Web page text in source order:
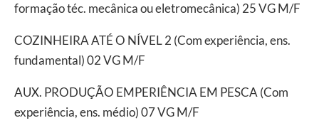
formação téc. mecânica ou eletromecânica) 25 VG M/F
COZINHEIRA ATÉ O NÍVEL 2 (Com experiência, ens.
fundamental) 02 VG M/F
AUX. PRODUÇÃO EMPERIÊNCIA EM PESCA (Com
experiência, ens. médio) 07 VG M/F